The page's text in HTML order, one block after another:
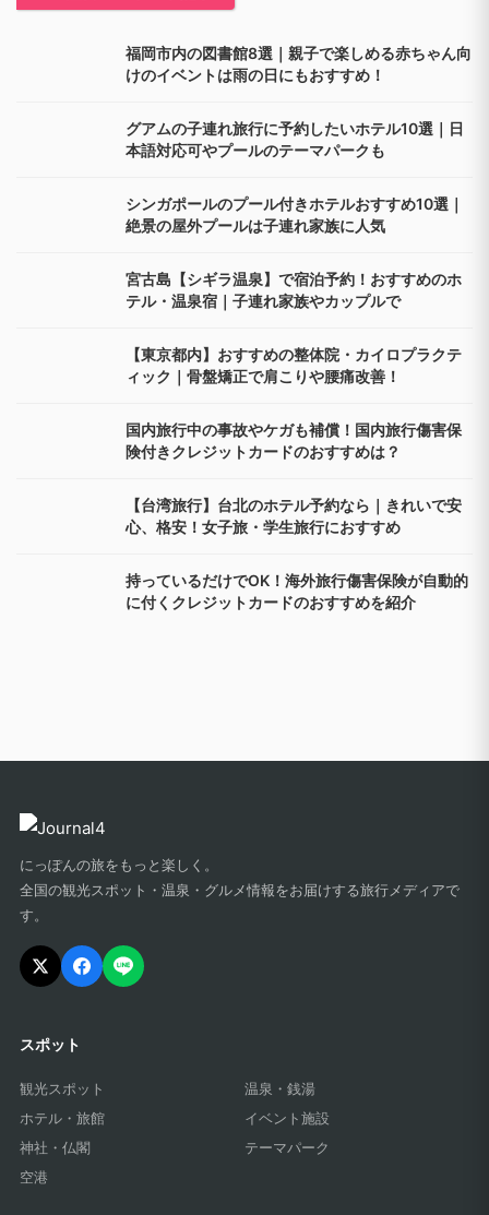
福岡市内の図書館8選｜親子で楽しめる赤ちゃん向
けのイベントは雨の日にもおすすめ！
グアムの子連れ旅行に予約したいホテル10選｜日
本語対応可やプールのテーマパークも
シンガポールのプール付きホテルおすすめ10選｜
絶景の屋外プールは子連れ家族に人気
宮古島【シギラ温泉】で宿泊予約！おすすめのホ
テル・温泉宿｜子連れ家族やカップルで
【東京都内】おすすめの整体院・カイロプラクテ
ィック｜骨盤矯正で肩こりや腰痛改善！
国内旅行中の事故やケガも補償！国内旅行傷害保
険付きクレジットカードのおすすめは？
【台湾旅行】台北のホテル予約なら｜きれいで安
心、格安！女子旅・学生旅行におすすめ
持っているだけでOK！海外旅行傷害保険が自動的
に付くクレジットカードのおすすめを紹介
にっぽんの旅をもっと楽しく。
全国の観光スポット・温泉・グルメ情報をお届けする旅行メディアで
す。
スポット
観光スポット
温泉・銭湯
ホテル・旅館
イベント施設
神社・仏閣
テーマパーク
空港